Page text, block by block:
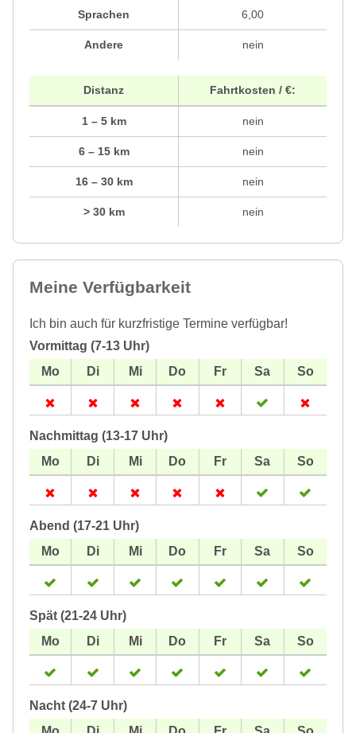
Sprachen
Andere
6,00
nein
Distanz
1 – 5 km
6 – 15 km
16 – 30 km
> 30 km
Fahrtkosten / €:
nein
nein
nein
nein
Meine Verfügbarkeit
Ich bin auch für kurzfristige Termine verfügbar!
Vormittag (7-13 Uhr)
Nachmittag (13-17 Uhr)
Abend (17-21 Uhr)
Spät (21-24 Uhr)
Nacht (24-7 Uhr)